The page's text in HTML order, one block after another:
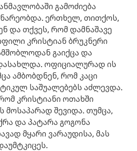
გამოძიება
ერთხელ, თითქოს,
და თქვეს, რომ დამნაშავე
კრისტიან ბრუკნერი
გაიქცა და
ოფიციალურად ის
ამბობდნენ, რომ კაცი
საშუალებებს აძლევდა.
კრისტიანი ოთახში
მოსაპარად შევიდა. თუმცა,
და პატარა გოგონა
მყარი ვარაუდისა, მას